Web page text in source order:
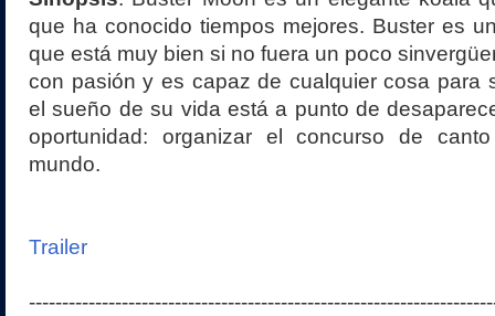
que ha conocido tiempos mejores. Buster es
que está muy bien si no fuera un poco
con pasión y es capaz de cualquier cosa para
el sueño de su vida está a punto de
oportunidad: organizar el concurso de
mundo.
Trailer